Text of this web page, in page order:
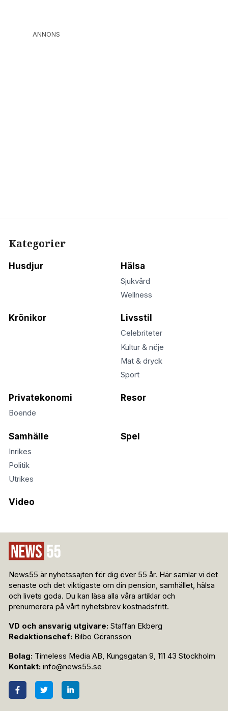
ANNONS
Kategorier
Husdjur Hälsa
Sjukvård
Wellness
Krönikor Livsstil
Celebriteter
Kultur & nöje
Mat & dryck
Sport
Privatekonomi
Boende
Resor
Samhälle
Inrikes
Politik
Utrikes
Spel
Video
News55 är nyhetssajten för dig över 55 år. Här samlar vi det
senaste och det viktigaste om din pension, samhället, hälsa
och livets goda. Du kan läsa alla våra artiklar och
prenumerera på vårt nyhetsbrev kostnadsfritt.
VD och ansvarig utgivare: Staffan Ekberg
Redaktionschef: Bilbo Göransson
Bolag: Timeless Media AB, Kungsgatan 9, 111 43 Stockholm
Kontakt: info@news55.se